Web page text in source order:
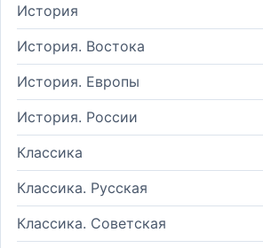
История
История. Востока
История. Европы
История. России
Классика
Классика. Русская
Классика. Советская